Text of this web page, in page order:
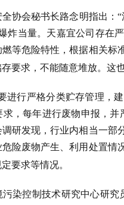
协会秘书长路念明指出：
炸当量。天嘉宜公司存在
等危险特性，根据相关标
要求，不能随意堆放。这
进行严格分类贮存管理，
，每年进行废物申报，
研发现，行业内相当一部
险废物产生、利用处置情
要求等情况。
污染控制技术研究中心研究